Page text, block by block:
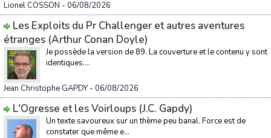
Lionel COSSON - 06/08/2026
Les Exploits du Pr Challenger et autres aventures
étranges (Arthur Conan Doyle)
Je possède la version de 89. La couverture et le contenu y sont
identiques....
Jean Christophe GAPDY - 06/08/2026
L'Ogresse et les Voirloups (J.C. Gapdy)
Un texte savoureux sur un thème peu banal. Force est de
constater que même e...